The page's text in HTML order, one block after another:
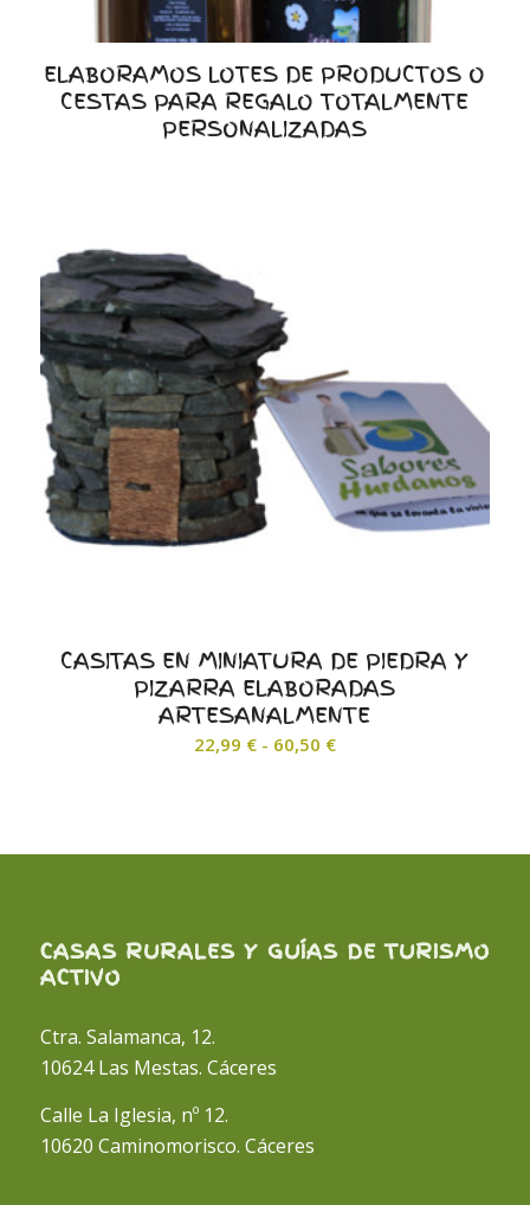
ELABORAMOS LOTES DE PRODUCTOS O
CESTAS PARA REGALO TOTALMENTE
PERSONALIZADAS
CASITAS EN MINIATURA DE PIEDRA Y
PIZARRA ELABORADAS
ARTESANALMENTE
22,99 € - 60,50 €Rango
22,99 €
CASAS RURALES Y GUÍAS DE TURISMO
ACTIVO
Ctra. Salamanca, 12.
10624 Las Mestas. Cáceres
Calle La Iglesia, nº 12.
10620 Caminomorisco. Cáceres